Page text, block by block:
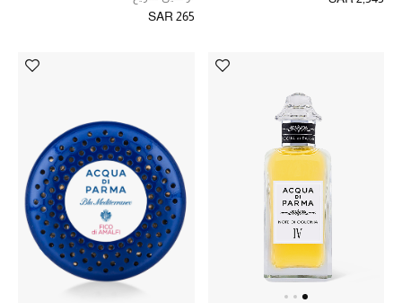
SAR 265